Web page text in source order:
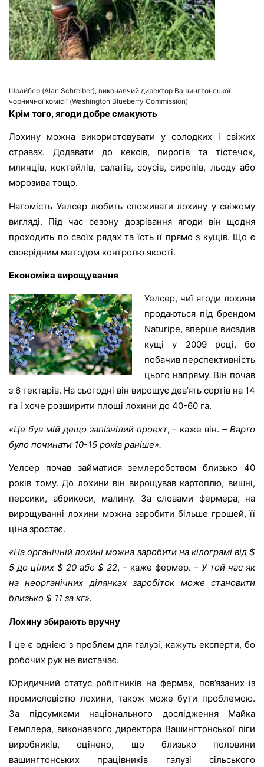
Шрайбер (Alan Schreiber), виконавчий директор Вашингтонської
чорничної комісії (Washington Blueberry Commission)
Крім того, ягоди добре смакують
Лохину можна використовувати у солодких і свіжих
стравах. Додавати до кексів, пирогів та тістечок,
млинців, коктейлів, салатів, соусів, сиропів, льоду або
морозива тощо.
Натомість Уелсер любить споживати лохину у свіжому
вигляді. Під час сезону дозрівання ягоди він щодня
проходить по своїх рядах та їсть її прямо з кущів. Що є
своєрідним методом контролю якості.
Економіка вирощування
Уелсер, чиї ягоди лохини
продаються під брендом
Naturipe, вперше висадив
кущі у 2009 році, бо
побачив перспективність
цього напряму. Він почав
з 6 гектарів. На сьогодні він вирощує дев’ять сортів на 14
га і хоче розширити площі лохини до 40-60 га.
«Це був мій дещо запізнілий проект, – каже він.– Варто
було починати 10-15 років раніше».
Уелсер почав займатися землеробством близько 40
років тому. До лохини він вирощував картоплю, вишні,
персики, абрикоси, малину. За словами фермера, на
вирощуванні лохини можна заробити більше грошей, її
ціна зростає.
«На органічній лохині можна заробити на кілограмі від $
5 до цілих $ 20 або $ 22, – каже фермер. – У той час як
на неорганічних ділянках заробіток може становити
близько $ 11 за кг».
Лохину збирають вручну
І це є однією з проблем для галузі, кажуть експерти, бо
робочих рук не вистачає.
Юридичний статус робітників на фермах, пов’язаних із
промисловістю лохини, також може бути проблемою.
За підсумками національного дослідження Майка
Гемплера, виконавчого директора Вашингтонської ліги
виробників, оцінено, що близько половини
вашингтонських працівників галузі сільського